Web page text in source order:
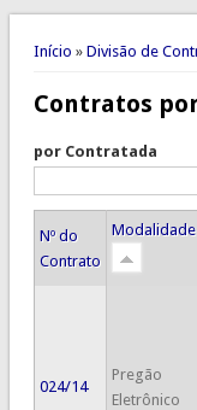
Você está
Início » Divisão de
Contratos
por Contratada
Nº do
Contrato
Modalidade
024/14
Pregão
Eletrônico